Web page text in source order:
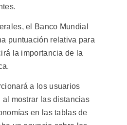
el Banco Mundial
puntuación relativa para
la importancia de la
a los usuarios
mostrar las distancias
en las tablas de